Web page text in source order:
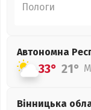
Пологи
Автономна
33° 21°
Вінницька